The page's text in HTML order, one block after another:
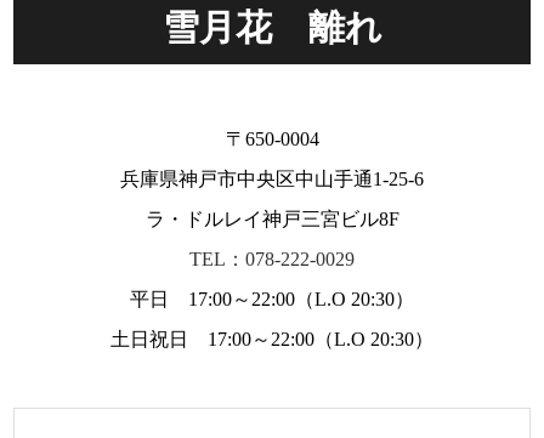
雪月花 離れ
〒650-0004
兵庫県神戸市中央区中山手通1-25-6
ラ・ドルレイ神戸三宮ビル8F
TEL：078-222-0029
平日 17:00～22:00（L.O 20:30）
土日祝日 17:00～22:00（L.O 20:30）